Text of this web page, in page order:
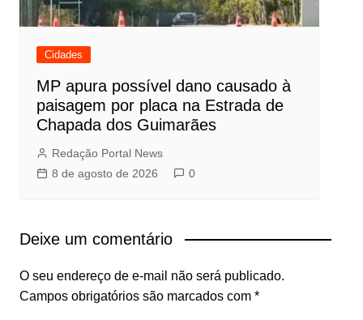
Cidades
MP apura possível dano causado à
paisagem por placa na Estrada de
Chapada dos Guimarães
Redação Portal News
8 de agosto de 2026
0
Deixe um comentário
O seu endereço de e-mail não será publicado.
Campos obrigatórios são marcados com *